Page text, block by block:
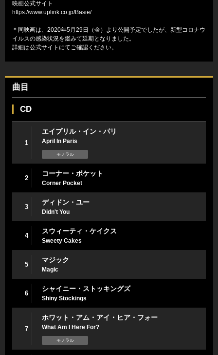
映画公式サイト
https://www.uplink.co.jp/Basie/
＊同映画は、2020年5月29日（金）より公開予定でしたが、新型コロナウ
イルスの感染状況を鑑みて延期となりました。
詳細は公式サイトにてご確認ください。
曲目
CD
1
エイプリル・イン・パリ
April In Paris
モノラル
2
コーナー・ポケット
Corner Pocket
3
ディドン・ユー
Didn't You
4
スウィーティ・ケイクス
Sweety Cakes
5
マジック
Magic
6
シャイニー・ストッキングズ
Shiny Stockings
7
ホワット・アム・アイ・ヒア・フォー
What Am I Here For?
モノラル